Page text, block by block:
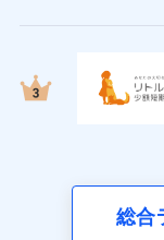
アクサ生命保
（https://
（https://
ソニー生命保
（https://
総合